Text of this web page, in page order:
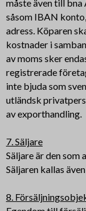
måste även till
såsom IBAN
adress. Köparen
kostnader i
av moms sker
registrerade
inte bjuda som
utländsk
av exporthandling.
7. Säljare
Säljare är den
Säljaren kallas
8.